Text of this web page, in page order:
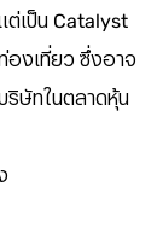
ต่เป็น Catalyst
องเที่ยว ซึ่งอาจ
ริษัทในตลาดหุ้น